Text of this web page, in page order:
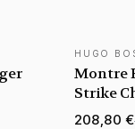
HUGO
Montre
Strike
noir
208,80 €